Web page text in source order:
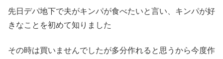
先日デパ地下で夫がキンパが食べたいと言い、キンパが好
きなことを初めて知りました
その時は買いませんでしたが多分作れると思うから今度作